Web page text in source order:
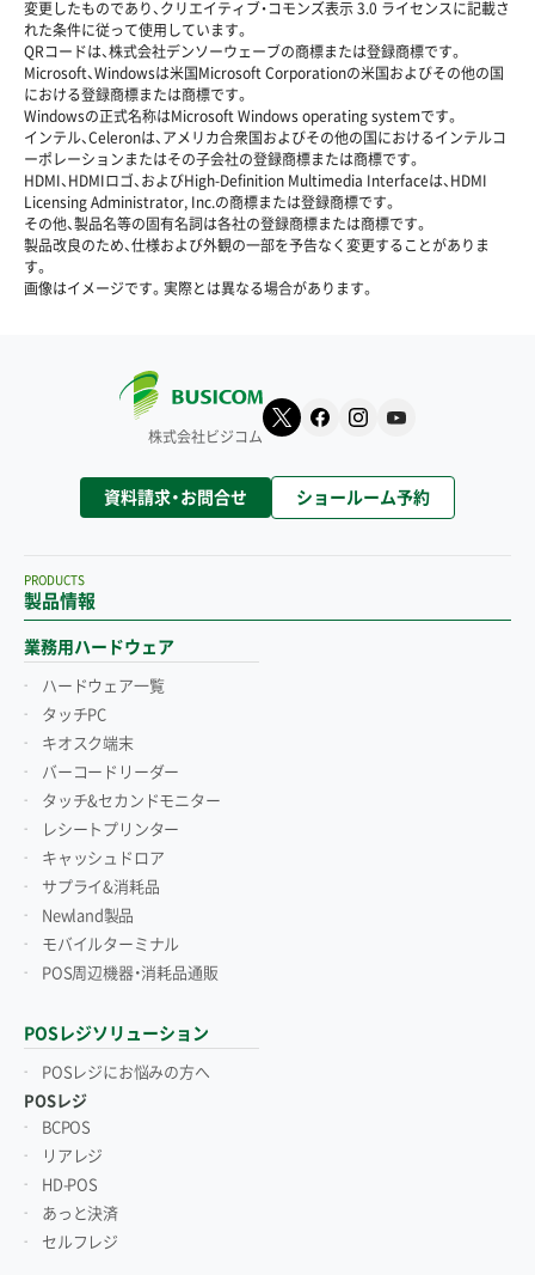
変更したものであり、クリエイティブ・コモンズ表示 3.0 ライセンスに記載さ
れた条件に従って使用しています。
QRコードは、株式会社デンソーウェーブの商標または登録商標です。
Microsoft、Windowsは米国Microsoft Corporationの米国およびその他の国
における登録商標または商標です。
Windowsの正式名称はMicrosoft Windows operating systemです。
インテル、Celeronは、アメリカ合衆国およびその他の国におけるインテルコ
ーポレーションまたはその子会社の登録商標または商標です。
HDMI、HDMIロゴ、およびHigh-Definition Multimedia Interfaceは、HDMI
Licensing Administrator, Inc.の商標または登録商標です。
その他、製品名等の固有名詞は各社の登録商標または商標です。
製品改良のため、仕様および外観の一部を予告なく変更することがありま
す。
画像はイメージです。実際とは異なる場合があります。
株式会社ビジコム
資料請求・お問合せ ショールーム予約
製品情報
PRODUCTS
業務用ハードウェア
ハードウェア一覧
タッチPC
キオスク端末
バーコードリーダー
タッチ&セカンドモニター
レシートプリンター
キャッシュドロア
サプライ&消耗品
Newland製品
モバイルターミナル
POS周辺機器・消耗品通販
POSレジソリューション
POSレジにお悩みの方へ
POSレジ
BCPOS
リアレジ
HD-POS
あっと決済
セルフレジ